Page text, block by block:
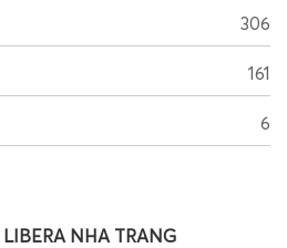
306
161
6
LIBERA NHA TRANG